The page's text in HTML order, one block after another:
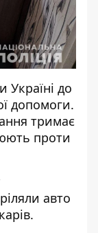
Україні до
допомоги.
тримає
проти
авто
.